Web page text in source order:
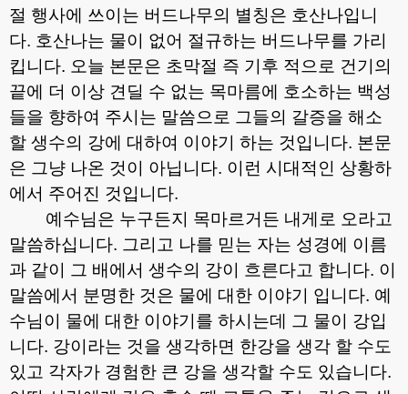
절 행사에 쓰이는 버드나무의 별칭은 호산나입니
다. 호산나는 물이 없어 절규하는 버드나무를 가리
킵니다. 오늘 본문은 초막절 즉 기후 적으로 건기의
끝에 더 이상 견딜 수 없는 목마름에 호소하는 백성
들을 향하여 주시는 말씀으로 그들의 갈증을 해소
할 생수의 강에 대하여 이야기 하는 것입니다. 본문
은 그냥 나온 것이 아닙니다. 이런 시대적인 상황하
에서 주어진 것입니다.
예수님은 누구든지 목마르거든 내게로 오라고
말씀하십니다. 그리고 나를 믿는 자는 성경에 이름
과 같이 그 배에서 생수의 강이 흐른다고 합니다. 이
말씀에서 분명한 것은 물에 대한 이야기 입니다. 예
수님이 물에 대한 이야기를 하시는데 그 물이 강입
니다. 강이라는 것을 생각하면 한강을 생각 할 수도
있고 각자가 경험한 큰 강을 생각할 수도 있습니다.